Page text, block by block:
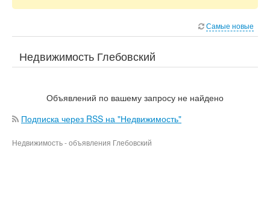
Самые новые
Недвижимость Глебовский
Объявлений по вашему запросу не найдено
Подписка через RSS на "Недвижимость"
Недвижимость - объявления Глебовский